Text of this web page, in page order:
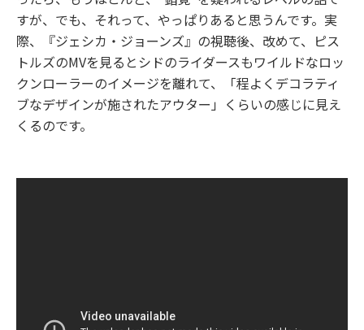
すが、でも、それって、やっぱりあると思うんです。実
際、『ジェシカ・ジョーンズ』の視聴後、改めて、ピス
トルズのMVを見るとシドのライダースもワイルドなロッ
クンローラーのイメージを離れて、「程よくデコラティ
ブなデザインが施されたアウター」くらいの感じに見え
くるのです。